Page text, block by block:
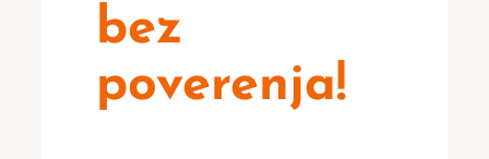
bez
poverenja!